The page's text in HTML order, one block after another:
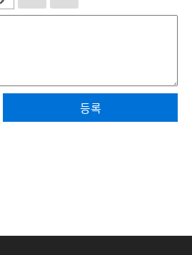
등록